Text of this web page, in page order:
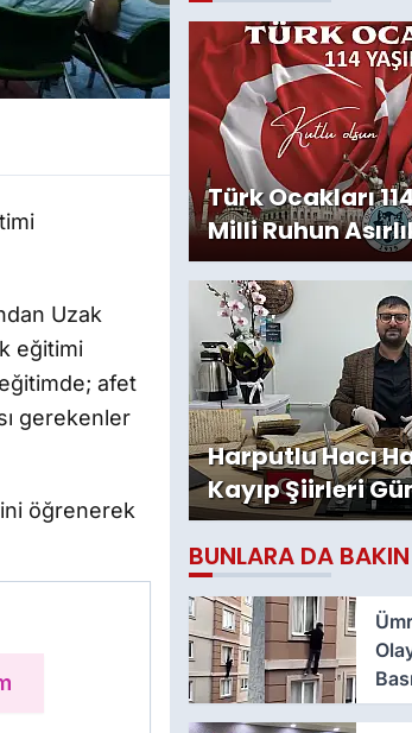
Uzak
eğitimi
afet
gerekenler
öğrenerek
Türk Ocakları
Milli Ruhun
Harputlu Hacı
Kayıp Şiirleri
Çıktı
BUNLARA DA BAKIN